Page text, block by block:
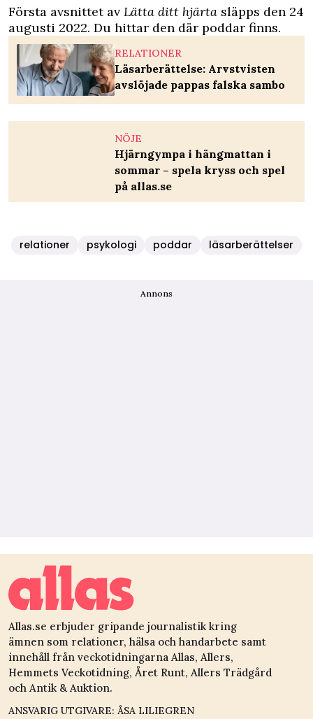
Första avsnittet av Lätta ditt hjärta släpps den 24
augusti 2022. Du hittar den där poddar finns.
RELATIONER
Läsarberättelse: Arvstvisten
avslöjade pappas falska sambo
NÖJE
Hjärngympa i hängmattan i
sommar – spela kryss och spel
på allas.se
relationer psykologi poddar läsarberättelser
Annons
Allas.se erbjuder gripande journalistik kring
ämnen som relationer, hälsa och handarbete samt
innehåll från veckotidningarna Allas, Allers,
Hemmets Veckotidning, Året Runt, Allers Trädgård
och Antik & Auktion.
ANSVARIG UTGIVARE: ÅSA LILIEGREN